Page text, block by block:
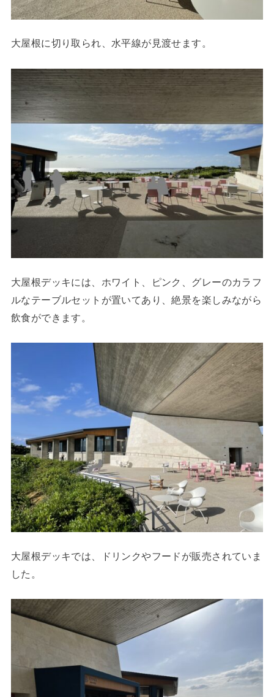
大屋根に切り取られ、水平線が見渡せます。
大屋根デッキには、ホワイト、ピンク、グレーのカラフ
ルなテーブルセットが置いてあり、絶景を楽しみながら
飲食ができます。
大屋根デッキでは、ドリンクやフードが販売されていま
した。